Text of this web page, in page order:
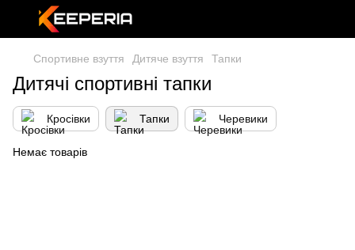
Спортивне взуття Дитяче взуття Тапки
Дитячі спортивні тапки
Кросівки Тапки Черевики
Немає товарів